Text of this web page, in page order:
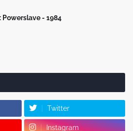
Powerslave - 1984
Twitter
Instagram